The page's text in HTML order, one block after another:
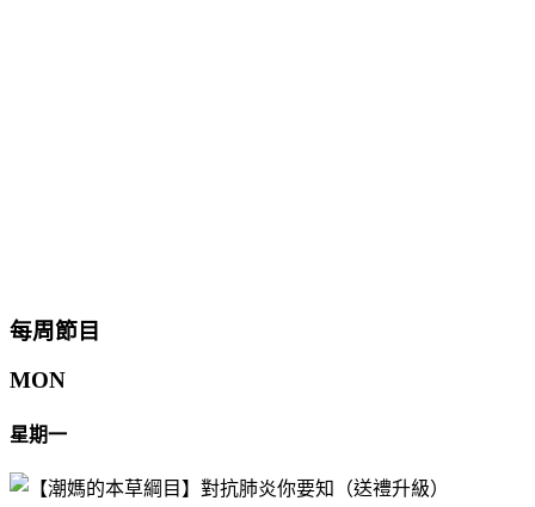
每周節目
MON
星期一